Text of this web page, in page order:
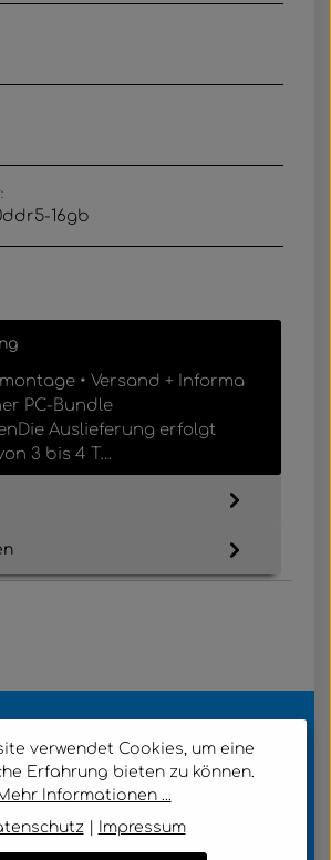
16gb
• Versand + Informa
PC-Bundle
Auslieferung erfolgt
3 bis 4 T…
verwendet Cookies, um eine
Erfahrung bieten zu können.
Informationen ...
Impressum